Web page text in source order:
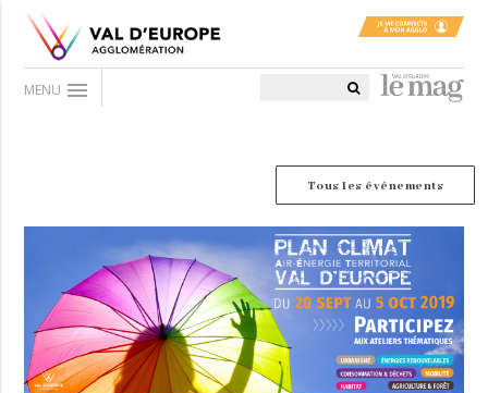
MENU menu
Tous les événements